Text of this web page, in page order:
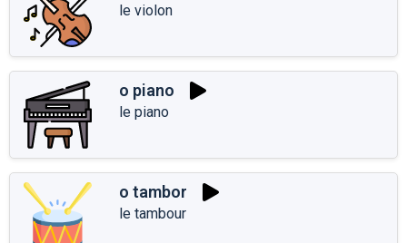
le violon
o piano
le piano
o tambor
le tambour